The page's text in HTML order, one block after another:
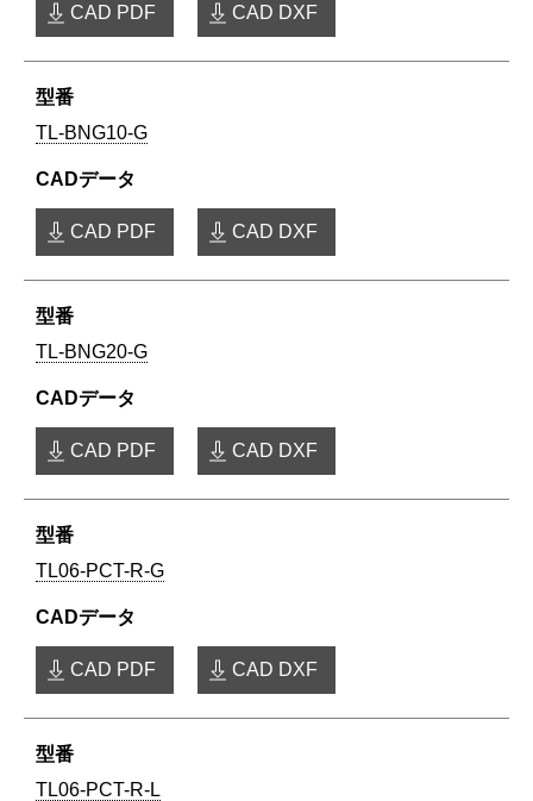
CAD PDF CAD DXF
TL-BNG10-G
CAD PDF CAD DXF
TL-BNG20-G
CAD PDF CAD DXF
TL06-PCT-R-G
CAD PDF CAD DXF
TL06-PCT-R-L